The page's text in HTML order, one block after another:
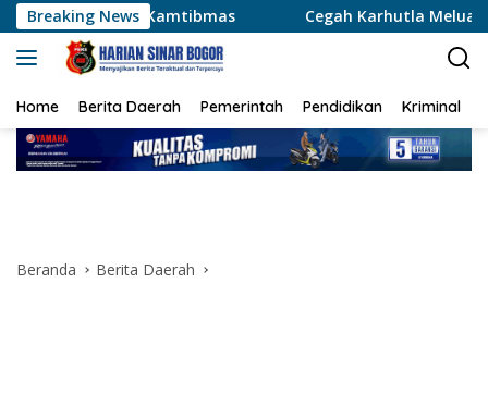
Langsung
ke
konten
Breaking News Cegah Karhutla Meluas, Wakapolda Riau
Home Berita Daerah Pemerintah Pendidikan Kriminal
Beranda Berita Daerah